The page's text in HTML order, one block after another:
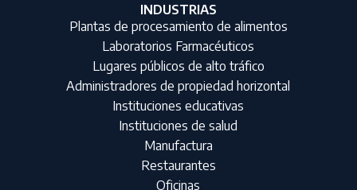
INDUSTRIAS
Plantas de procesamiento de alimentos
Laboratorios Farmacéuticos
Lugares públicos de alto tráfico
Administradores de propiedad horizontal
Instituciones educativas
Instituciones de salud
Manufactura
Restaurantes
Oficinas